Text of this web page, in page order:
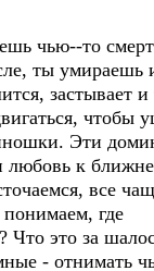
чью--то
ты умираешь
застывает
чтобы
Эти
любовь к
все
где
Что это за
- отнимать